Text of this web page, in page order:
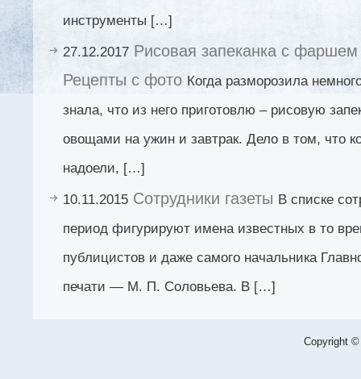
инструменты […]
27.12.2017 Рисовая запеканка с
Рецепты с фото Когда разморозила
знала, что из него приготовлю – рисовую
овощами на ужин и завтрак. Дело в том, что
надоели, […]
10.11.2015 Сотрудники газеты В списке
период фигурируют имена известных в то
публицистов и даже самого начальника
печати — М. П. Соловьева. В […]
Copyright ©